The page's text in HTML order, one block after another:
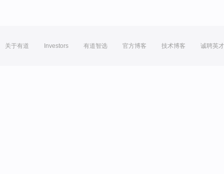
关于有道 Investors 有道智选 官方博客 技术博客 诚聘英才